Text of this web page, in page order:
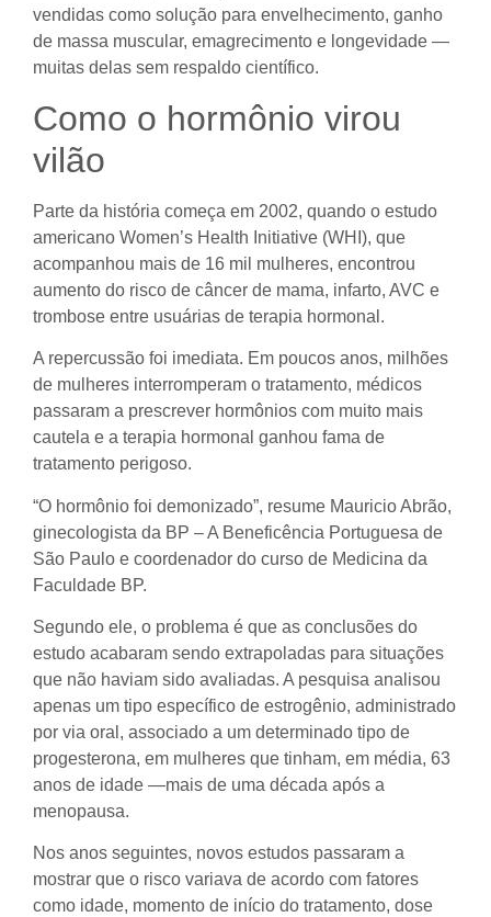
vendidas como solução para envelhecimento, ganho
de massa muscular, emagrecimento e longevidade —
muitas delas sem respaldo científico.
Como o hormônio virou
vilão
Parte da história começa em 2002, quando o estudo
americano Women’s Health Initiative (WHI), que
acompanhou mais de 16 mil mulheres, encontrou
aumento do risco de câncer de mama, infarto, AVC e
trombose entre usuárias de terapia hormonal.
A repercussão foi imediata. Em poucos anos, milhões
de mulheres interromperam o tratamento, médicos
passaram a prescrever hormônios com muito mais
cautela e a terapia hormonal ganhou fama de
tratamento perigoso.
“O hormônio foi demonizado”, resume Mauricio Abrão,
ginecologista da BP – A Beneficência Portuguesa de
São Paulo e coordenador do curso de Medicina da
Faculdade BP.
Segundo ele, o problema é que as conclusões do
estudo acabaram sendo extrapoladas para situações
que não haviam sido avaliadas. A pesquisa analisou
apenas um tipo específico de estrogênio, administrado
por via oral, associado a um determinado tipo de
progesterona, em mulheres que tinham, em média, 63
anos de idade —mais de uma década após a
menopausa.
Nos anos seguintes, novos estudos passaram a
mostrar que o risco variava de acordo com fatores
como idade, momento de início do tratamento, dose